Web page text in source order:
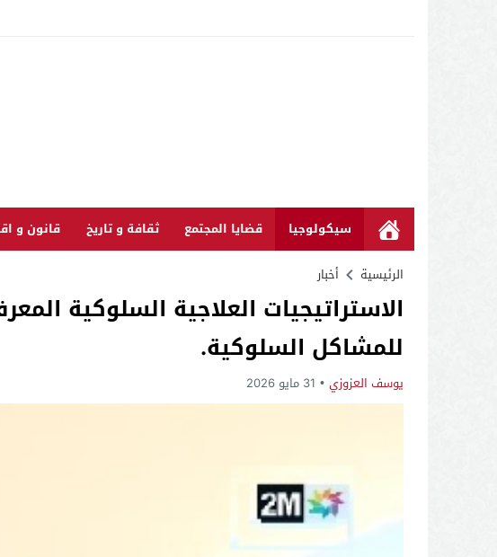
سيكولوجيا قضايا المجتمع ثقافة و تاريخ قانون و
الرئيسية أخبار
الاستراتيجيات العلاجية السلوكية
للمشاكل السلوكية.
يوسف العزوزي 31 مايو 2026